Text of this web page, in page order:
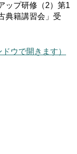
ップ研修（2）第1
典籍講習会」受
ウで開きます）